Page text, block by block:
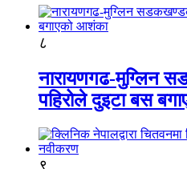
८
नारायणगढ-मुग्लिन
पहिरोले दुइटा बस
९